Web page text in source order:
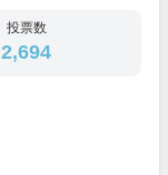
投票数
2,694